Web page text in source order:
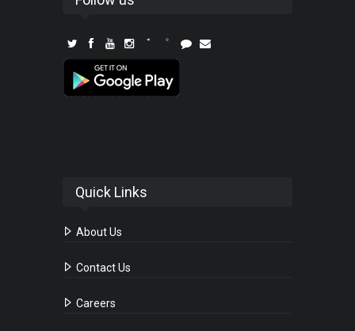
Quick Links
About Us
Contact Us
Careers